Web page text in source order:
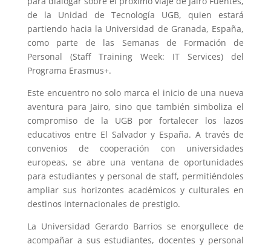
de la Unidad de Tecnología UGB, quien estará
partiendo hacia la Universidad de Granada, España,
como parte de las Semanas de Formación de
Personal (Staff Training Week: IT Services) del
Programa Erasmus+.
Este encuentro no solo marca el inicio de una nueva
aventura para Jairo, sino que también simboliza el
compromiso de la UGB por fortalecer los lazos
educativos entre El Salvador y España. A través de
convenios de cooperación con universidades
europeas, se abre una ventana de oportunidades
para estudiantes y personal de staff, permitiéndoles
ampliar sus horizontes académicos y culturales en
destinos internacionales de prestigio.
La Universidad Gerardo Barrios se enorgullece de
acompañar a sus estudiantes, docentes y personal